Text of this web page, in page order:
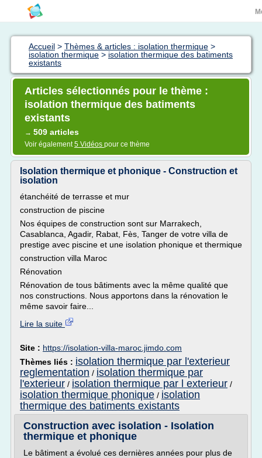
Accueil > Thèmes & articles : isolation thermique >
isolation thermique > isolation thermique des batiments
existants
Articles sélectionnés pour le thème :
isolation thermique des batiments
existants
→ 509 articles
Voir également5 Vidéos pour ce thème
Isolation thermique et phonique - Construction et
isolation
étanchéité de terrasse et mur
construction de piscine
Nos équipes de construction sont sur Marrakech,
Casablanca, Agadir, Rabat, Fès, Tanger de votre villa de
prestige avec piscine et une isolation phonique et thermique
construction villa Maroc
Rénovation
Rénovation de tous bâtiments avec la même qualité que
nos constructions. Nous apportons dans la rénovation le
même savoir faire...
Lire la suite
Site : https://isolation-villa-maroc.jimdo.com
Thèmes liés : isolation thermique par l'exterieur
reglementation / isolation thermique par
l'exterieur / isolation thermique par l exterieur /
isolation thermique phonique / isolation
thermique des batiments existants
Construction avec isolation - Isolation
thermique et phonique
Le bâtiment a évolué ces dernières années pour plus de